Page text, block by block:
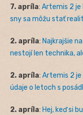
7. apríla: Artemis 2 je
sny sa môžu stať
2. apríla: Najkrajšie
nestojí len technika,
2. apríla: Artemis 2 je
údaje o letoch s
2. apríla: Hej, keď si